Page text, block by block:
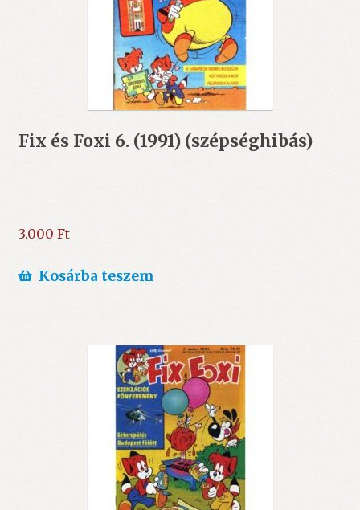
Fix és Foxi 6. (1991) (szépséghibás)
3.000 Ft
Kosárba teszem